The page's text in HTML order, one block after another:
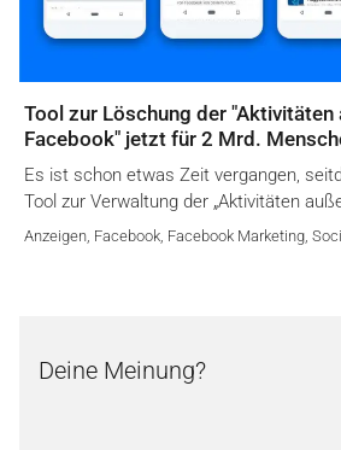
Tool zur Löschung der "Aktivitäten
Facebook" jetzt für 2 Mrd.
Es ist schon etwas Zeit vergangen,
Tool zur Verwaltung der „Aktivitäten
Anzeigen Facebook Facebook Marketing
Deine Meinung?